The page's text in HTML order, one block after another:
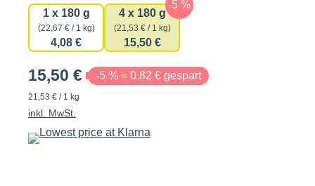
1 x 180 g
(22,67 € / 1 kg)
4,08 €
4 x 180 g
(21,53 € / 1 kg)
15,50 €
15,50 € -5 % = 0,82 € gespart
21,53 € / 1 kg
inkl. MwSt.